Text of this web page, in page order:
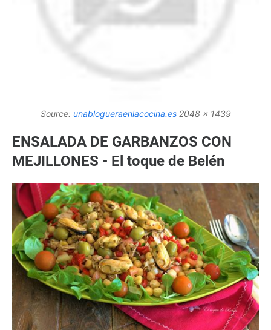
Source: unablogueraenlacocina.es2048 x 1439
ENSALADA DE GARBANZOS CON
MEJILLONES - El toque de Belén